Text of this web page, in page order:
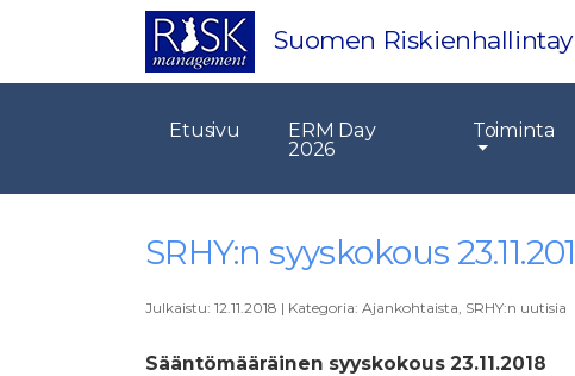
Suomen
Etusivu
ERM Day
2026
Toiminta
SRHY:n syyskokous
Julkaistu: 12.11.2018 | Kategoria: Ajankohtaista, SRHY:n uutisia
Sääntömääräinen syyskokous 23.11.2018